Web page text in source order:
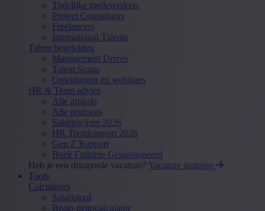
Tijdelijke medewerkers
Project Consultants
Freelancers
International Talents
Talent begeleiden
Management Drives
Talent Scans
Opleidingen en webinars
HR & Team advies
Alle artikels
Alle podcasts
Salariswijzer 2026
HR Trendrapport 2026
Gen Z Rapport
Boek Fulltime Gepassioneerd
Heb je een dringende vacature? Vacature insturen
Tools
Calculators
Salaristool
Bruto-nettocalculator